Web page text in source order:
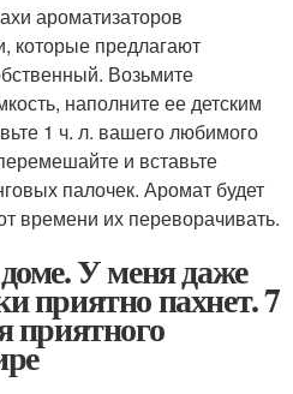
ароматизаторов
которые предлагают
Возьмите
наполните ее детским
1 ч. л. вашего любимого
и вставьте
палочек. Аромат будет
времени их переворачивать.
У меня даже
приятно пахнет. 7
приятного